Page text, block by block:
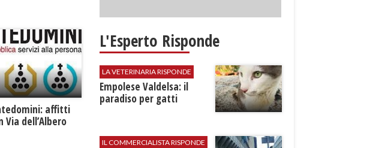
affitti
dell’Albero
L'Esperto Risponde
LA VETERINARIA RISPONDE
Empolese Valdelsa: il
paradiso per gatti
IL COMMERCIALISTA RISPONDE